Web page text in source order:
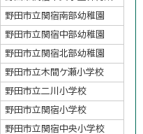
野田市立関宿南部幼稚園
野田市立関宿中部幼稚園
野田市立関宿北部幼稚園
野田市立木間ケ瀬小学校
野田市立二川小学校
野田市立関宿小学校
野田市立関宿中央小学校